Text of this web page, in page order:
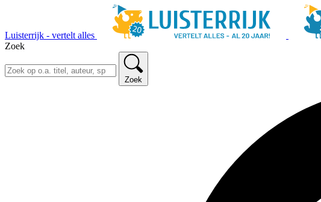
Luisterrijk - vertelt alles
Zoek
Zoek